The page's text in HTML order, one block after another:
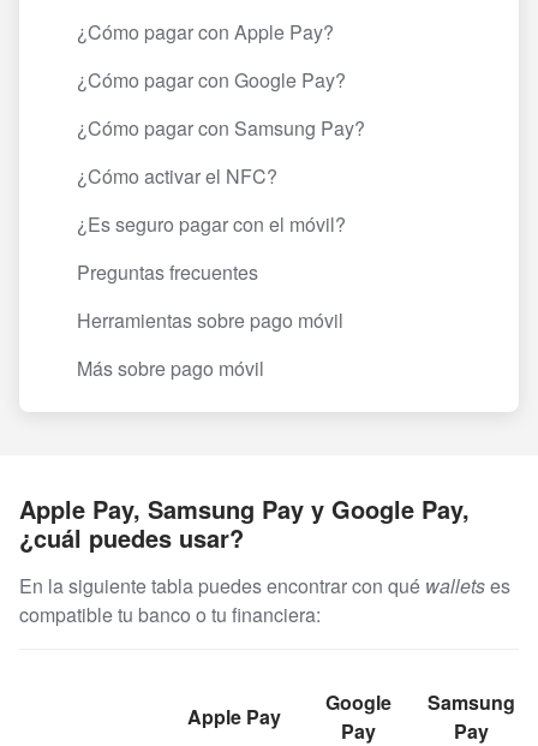
¿Cómo pagar con Apple Pay?
¿Cómo pagar con Google Pay?
¿Cómo pagar con Samsung Pay?
¿Cómo activar el NFC?
¿Es seguro pagar con el móvil?
Preguntas frecuentes
Herramientas sobre pago móvil
Más sobre pago móvil
Apple Pay, Samsung Pay y Google Pay,
¿cuál puedes usar?
En la siguiente tabla puedes encontrar con qué walletses
compatible tu banco o tu financiera:
Apple Pay
Google
Pay
Samsung
Pay